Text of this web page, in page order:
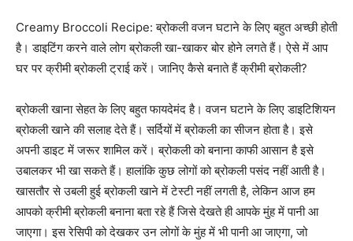
Creamy Broccoli Recipe: ब्रोकली वजन घटाने के लिए बहुत अच्छी होती
है। डाइटिंग करने वाले लोग ब्रोकली खा-खाकर बोर होने लगते हैं। ऐसे में आप
घर पर क्रीमी ब्रोकली ट्राई करें। जानिए कैसे बनाते हैं क्रीमी ब्रोकली?
ब्रोकली खाना सेहत के लिए बहुत फायदेमंद है। वजन घटाने के लिए डाइटिशियन
ब्रोकली खाने की सलाह देते हैं। सर्दियों में ब्रोकली का सीजन होता है। इसे
अपनी डाइट में जरूर शामिल करें। ब्रोकली को बनाना काफी आसान है इसे
उबालकर भी खा सकते हैं। हालांकि कुछ लोगों को ब्रोकली पसंद नहीं आती है।
खासतौर से उबली हुई ब्रोकली खाने में टेस्टी नहीं लगती है, लेकिन आज हम
आपको क्रीमी ब्रोकली बनाना बता रहे हैं जिसे देखते ही आपके मुंह में पानी आ
जाएगा। इस रेसिपी को देखकर उन लोगों के मुंह में भी पानी आ जाएगा, जो